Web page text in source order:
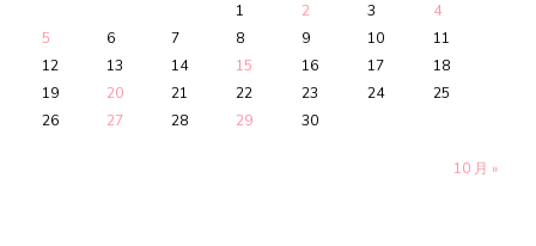
1
2 3
4
5
6 7 8 9 10
11
12
13 14 15 16 17
18
19
20 21 22 23 24
25
26
27 28 29 30
10 月 »